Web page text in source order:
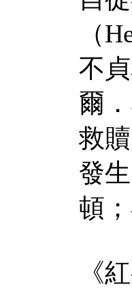
（
不
爾
救
發
頓
《